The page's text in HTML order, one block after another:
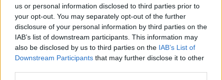
us or personal information disclosed to third parties prior to
your opt-out. You may separately opt-out of the further
disclosure of your personal information by third parties on the
IAB’s list of downstream participants. This information may
also be disclosed by us to third parties on the IAB’s List of
Downstream Participants that may further disclose it to other